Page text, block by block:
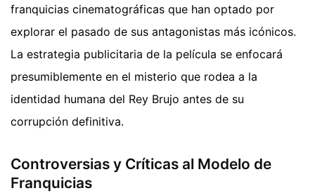
franquicias cinematográficas que han optado por
explorar el pasado de sus antagonistas más icónicos.
La estrategia publicitaria de la película se enfocará
presumiblemente en el misterio que rodea a la
identidad humana del Rey Brujo antes de su
corrupción definitiva.
Controversias y Críticas al Modelo de
Franquicias